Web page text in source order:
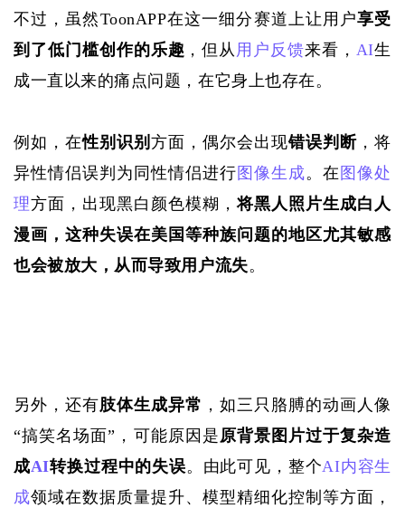
不过，虽然ToonAPP在这一细分赛道上让用户享受
到了低门槛创作的乐趣 ，但从 用户反馈来看， AI生
成一直以来的痛点问题，在它身上也存在。
例如，在性别识别方面，偶尔会出现错误判断 ，将
异性情侣误判为同性情侣进行 图像生成。在 图像处
理方面，出现黑白颜色模糊，将黑人照片生成白人
漫画，这种失误在美国等种族问题的地区尤其敏感
也会被放大，从而导致用户流失。
另外，还有肢体生成异常 ，如三只胳膊的动画人像
“搞笑名场面”，可能原因是原背景图片过于复杂造
成AI转换过程中的失误。由此可见，整个AI内容生
成领域在数据质量提升、模型精细化控制等方面，